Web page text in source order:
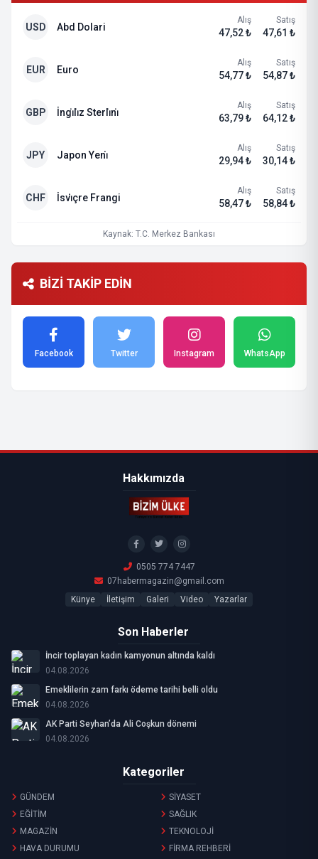
USD Abd Dolari
Alış
47,52 ₺
Satış
47,61 ₺
EUR Euro
Alış
54,77 ₺
Satış
54,87 ₺
GBP İngi̇li̇z Sterli̇ni̇
Alış
63,79 ₺
Satış
64,12 ₺
JPY Japon Yeni̇
Alış
29,94 ₺
Satış
30,14 ₺
CHF İsvi̇çre Frangi
Alış
58,47 ₺
Satış
58,84 ₺
Kaynak: T.C. Merkez Bankası
BİZİ TAKİP EDİN
Facebook Twitter Instagram WhatsApp
Hakkımızda
0505 774 7447
07habermagazin@gmail.com
Künye
İletişim Galeri Video Yazarlar
Son Haberler
İncir toplayan kadın kamyonun altında kaldı
04.08.2026
Emeklilerin zam farkı ödeme tarihi belli oldu
04.08.2026
AK Parti Seyhan’da Ali Coşkun dönemi
04.08.2026
Kategoriler
GÜNDEM
SİYASET
EĞİTİM
SAĞLIK
MAGAZİN
TEKNOLOJİ
HAVA DURUMU
FİRMA REHBERİ